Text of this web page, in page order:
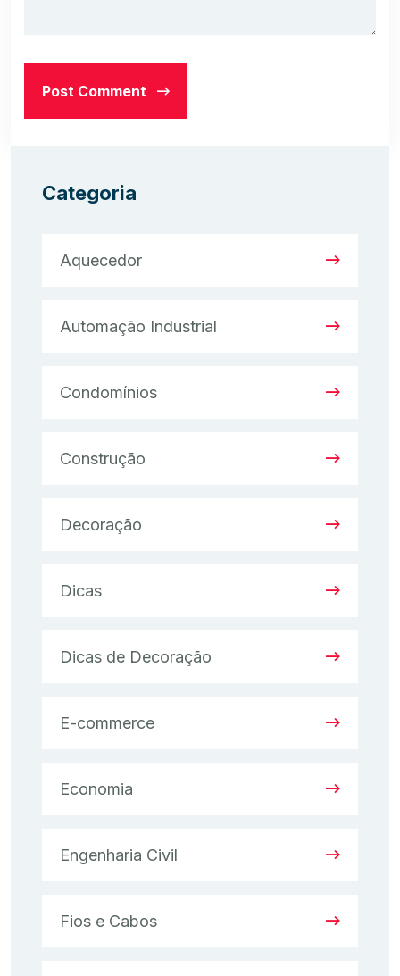
Post Comment
Categoria
Aquecedor
Automação Industrial
Condomínios
Construção
Decoração
Dicas
Dicas de Decoração
E-commerce
Economia
Engenharia Civil
Fios e Cabos